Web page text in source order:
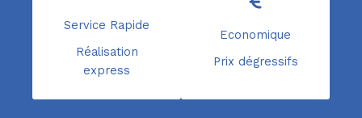
Service Rapide
Réalisation
express
Economique
Prix dégressifs